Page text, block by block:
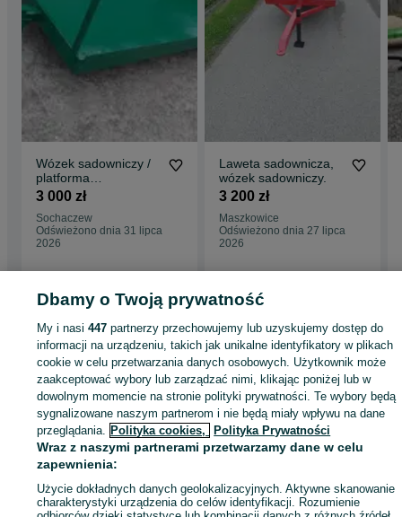
Wózek sadowniczy /
platforma
sadownicza/
palety/nowy
3 000 zł
Sochaczew
Odświeżono dnia 31 lipca
2026
Laweta sadownicza,
wózek sadowniczy.
3 200 zł
Maszkowice
Odświeżono dnia 27 lipca
2026
Strona główna Rolnictwo Przyczepy Przyczepy - Mazowieckie
Przyczepy -
Wierzchowiska Pierwsze
KATEGORIA
ID:900448736 Wyświetlenia:
Zadzwoń / SMS Wyślij wiadomość
Dbamy o Twoją prywatność
My i nasi447 partnerzy przechowujemy lub uzyskujemy dostęp do
informacji na urządzeniu, takich jak unikalne identyfikatory w plikach
cookie w celu przetwarzania danych osobowych. Użytkownik może
zaakceptować wybory lub zarządzać nimi, klikając poniżej lub w
dowolnym momencie na stronie polityki prywatności. Te wybory będą
sygnalizowane naszym partnerom i nie będą miały wpływu na dane
przeglądania. Polityka cookies, Polityka Prywatności
Wraz z naszymi partnerami przetwarzamy dane w celu
zapewnienia:
Użycie dokładnych danych geolokalizacyjnych. Aktywne skanowanie
charakterystyki urządzenia do celów identyfikacji. Rozumienie